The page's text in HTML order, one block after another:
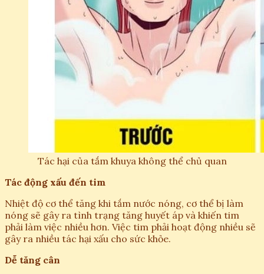
Tác hại của tắm khuya không thể chủ quan
Tác động xấu đến tim
Nhiệt độ cơ thể tăng khi tắm nước nóng, cơ thể bị làm
nóng sẽ gây ra tình trạng tăng huyết áp và khiến tim
phải làm việc nhiều hơn. Việc tim phải hoạt động nhiều sẽ
gây ra nhiều tác hại xấu cho sức khỏe.
Dễ tăng cân